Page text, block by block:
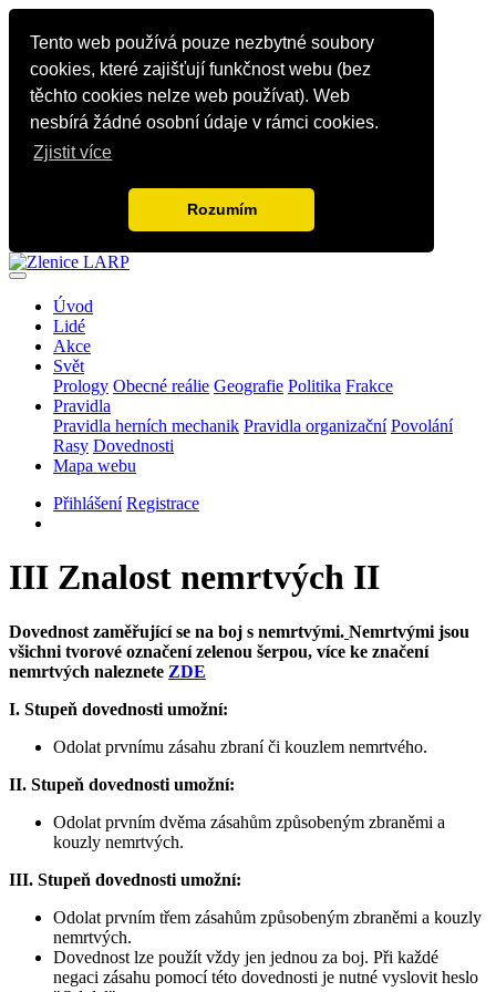
Tento web používá pouze nezbytné soubory
cookies, které zajišťují funkčnost webu (bez
těchto cookies nelze web používat). Web
nesbírá žádné osobní údaje v rámci cookies.
Zjistit více
Rozumím
Úvod
Lidé
Akce
Svět
Prology Obecné reálie Geografie Politika Frakce
Pravidla
Pravidla herních mechanik Pravidla organizační Povolání
Rasy Dovednosti
Mapa webu
Přihlášení Registrace
III Znalost nemrtvých II
Dovednost zaměřující se na boj s nemrtvými. Nemrtvými jsou
všichni tvorové označení zelenou šerpou, více ke značení
nemrtvých naleznete ZDE
I. Stupeň dovednosti umožní:
Odolat prvnímu zásahu zbraní či kouzlem nemrtvého.
II. Stupeň dovednosti umožní:
Odolat prvním dvěma zásahům způsobeným zbraněmi a
kouzly nemrtvých.
III. Stupeň dovednosti umožní:
Odolat prvním třem zásahům způsobeným zbraněmi a kouzly
nemrtvých.
Dovednost lze použít vždy jen jednou za boj. Při každé
negaci zásahu pomocí této dovednosti je nutné vyslovit heslo